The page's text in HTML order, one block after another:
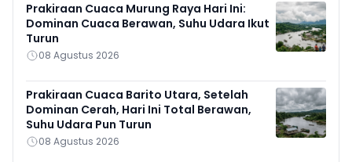
Prakiraan Cuaca Murung Raya Hari Ini:
Dominan Cuaca Berawan, Suhu Udara Ikut
Turun
08 Agustus 2026
Prakiraan Cuaca Barito Utara, Setelah
Dominan Cerah, Hari Ini Total Berawan,
Suhu Udara Pun Turun
08 Agustus 2026